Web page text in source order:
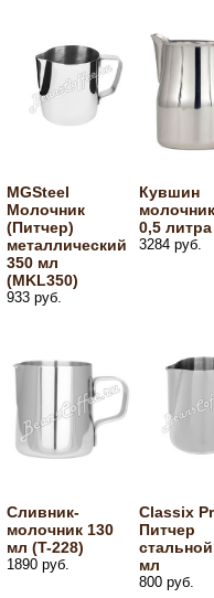
MGSteel
Молочник
(Питчер)
металлический
350 мл
(MKL350)
933 руб.
Кувшин
0,5 литра
3284 руб.
Сливник-
молочник 130
мл (T-228)
1890 руб.
Classix
Питчер
мл
800 руб.